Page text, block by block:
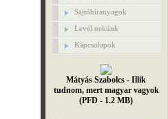
Sajtóhíranyagok
Levél nekünk
Kapcsolapok
Mátyás Szabolcs - Illik
tudnom, mert magyar vagyok
(PFD - 1.2 MB)